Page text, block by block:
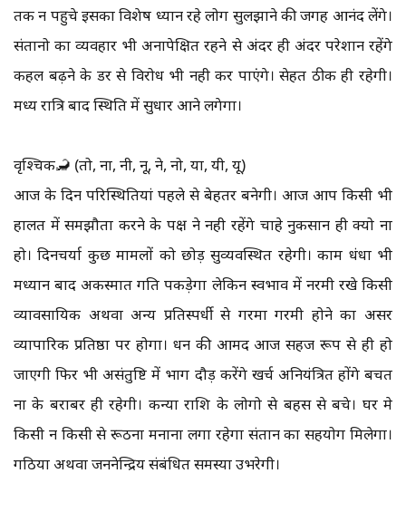
तक न पहुचे इसका विशेष ध्यान रहे लोग सुलझाने की जगह आनंद लेंगे।
संतानो का व्यवहार भी अनापेक्षित रहने से अंदर ही अंदर परेशान रहेंगे
कहल बढ़ने के डर से विरोध भी नही कर पाएंगे। सेहत ठीक ही रहेगी।
मध्य रात्रि बाद स्थिति में सुधार आने लगेगा।
वृश्चिक🦂 (तो, ना, नी, नू, ने, नो, या, यी, यू)
आज के दिन परिस्थितियां पहले से बेहतर बनेगी। आज आप किसी भी
हालत में समझौता करने के पक्ष ने नही रहेंगे चाहे नुकसान ही क्यो ना
हो। दिनचर्या कुछ मामलों को छोड़ सुव्यवस्थित रहेगी। काम धंधा भी
मध्यान बाद अकस्मात गति पकड़ेगा लेकिन स्वभाव में नरमी रखे किसी
व्यावसायिक अथवा अन्य प्रतिस्पर्धी से गरमा गरमी होने का असर
व्यापारिक प्रतिष्ठा पर होगा। धन की आमद आज सहज रूप से ही हो
जाएगी फिर भी असंतुष्टि में भाग दौड़ करेंगे खर्च अनियंत्रित होंगे बचत
ना के बराबर ही रहेगी। कन्या राशि के लोगो से बहस से बचे। घर मे
किसी न किसी से रूठना मनाना लगा रहेगा संतान का सहयोग मिलेगा।
गठिया अथवा जननेन्द्रिय संबंधित समस्या उभरेगी।